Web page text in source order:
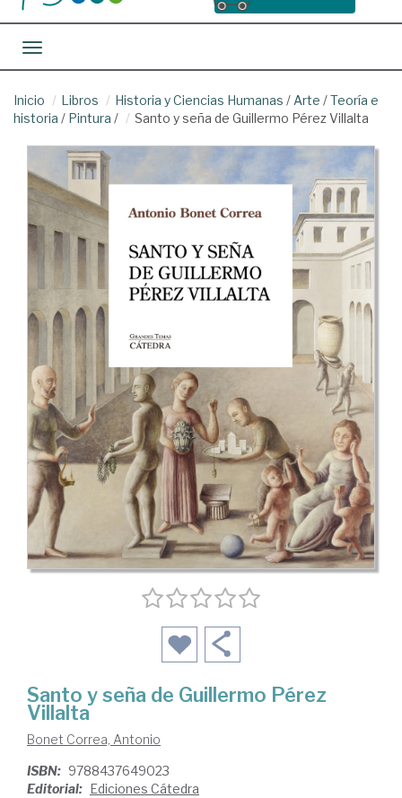
Toggle navigation
Inicio Libros Historia y Ciencias Humanas / Arte /Teoría e
historia / Pintura / Santo y seña de Guillermo Pérez Villalta
Santo y seña de Guillermo Pérez
Villalta
Bonet Correa, Antonio
ISBN: 9788437649023
Editorial: Ediciones Cátedra